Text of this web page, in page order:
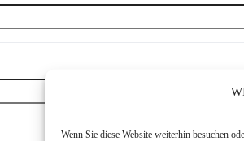
Wenn Sie diese Website weiterhin besuchen